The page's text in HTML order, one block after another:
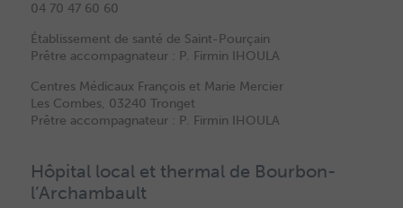
04 70 47 60 60
Établissement de santé de Saint-Pourçain
Prêtre accompagnateur : P. Firmin IHOULA
Centres Médicaux François et Marie Mercier
Les Combes, 03240 Tronget
Prêtre accompagnateur : P. Firmin IHOULA
Hôpital local et thermal de Bourbon-
l’Archambault